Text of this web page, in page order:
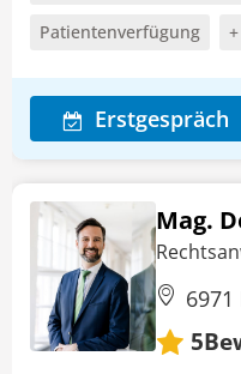
Patientenverfügung
Erstgespräch
Mag.
6971
5